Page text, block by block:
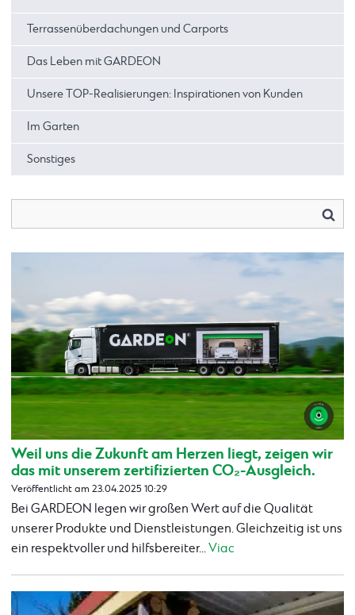
Terrassenüberdachungen und Carports
Das Leben mit GARDEON
Unsere TOP-Realisierungen: Inspirationen von Kunden
Im Garten
Sonstiges
Weil uns die Zukunft am Herzen liegt, zeigen wir
das mit unserem zertifizierten CO₂-Ausgleich.
Veröffentlicht am 23.04.2025 10:29
Bei GARDEON legen wir großen Wert auf die Qualität
unserer Produkte und Dienstleistungen. Gleichzeitig ist uns
ein respektvoller und hilfsbereiter...Viac